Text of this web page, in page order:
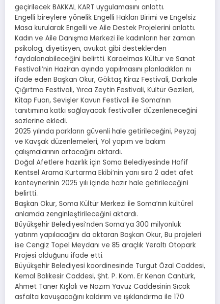
geçirilecek BAKKAL KART uygulamasını anlattı.
Engelli bireylere yönelik Engelli Hakları Birimi ve Engelsiz
Masa kurularak Engelli ve Aile Destek Projelerini anlattı.
Kadın ve Aile Danışma Merkezi ile kadınların her zaman
psikolog, diyetisyen, avukat gibi desteklerden
faydalanabileceğini belirtti. Karaelmas Kültür ve Sanat
Festivali’nin Haziran ayında yapılmasını planladıkları nı
ifade eden Başkan Okur, Göktaş Kiraz Festivali, Darkale
Çığırtma Festivali, Yırca Zeytin Festivali, Kültür Gezileri,
Kitap Fuarı, Sevişler Kavun Festivali ile Soma’nın
tanıtımına katkı sağlayacak festivaller düzenleneceğini
sözlerine ekledi.
2025 yılında parkların güvenli hale getirileceğini, Peyzaj
ve Kavşak düzenlemeleri, Yol yapım ve bakım
çalışmalarının artacağını aktardı.
Doğal Afetlere hazırlık için Soma Belediyesinde Hafif
Kentsel Arama Kurtarma Ekibi’nin yanı sıra 2 adet afet
konteynerinin 2025 yılı içinde hazır hale getirileceğini
belirtti.
Başkan Okur, Soma Kültür Merkezi ile Soma’nın kültürel
anlamda zenginleştirileceğini aktardı.
Büyükşehir Belediyesi’nden Soma’ya 300 milyonluk
yatırım yapılacağını da aktaran Başkan Okur, Bu projeleri
ise Cengiz Topel Meydanı ve 85 araçlık Yeraltı Otopark
Projesi olduğunu ifade etti.
Büyükşehir Belediyesi koordinesinde Turgut Özal Caddesi,
Kemal Balıkesir Caddesi, Şht. P. Kom. Er Kenan Cantürk,
Ahmet Taner Kışlalı ve Nazım Yavuz Caddesinin Sıcak
asfalta kavuşacağını kaldırım ve ışıklandırma ile 170